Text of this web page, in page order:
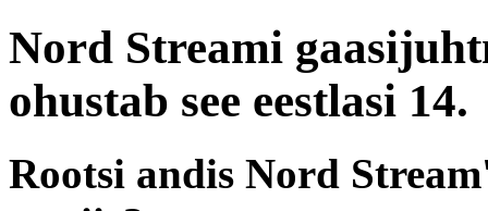
Nord Streami
ohustab see eestlasi 14.
Rootsi andis Nord